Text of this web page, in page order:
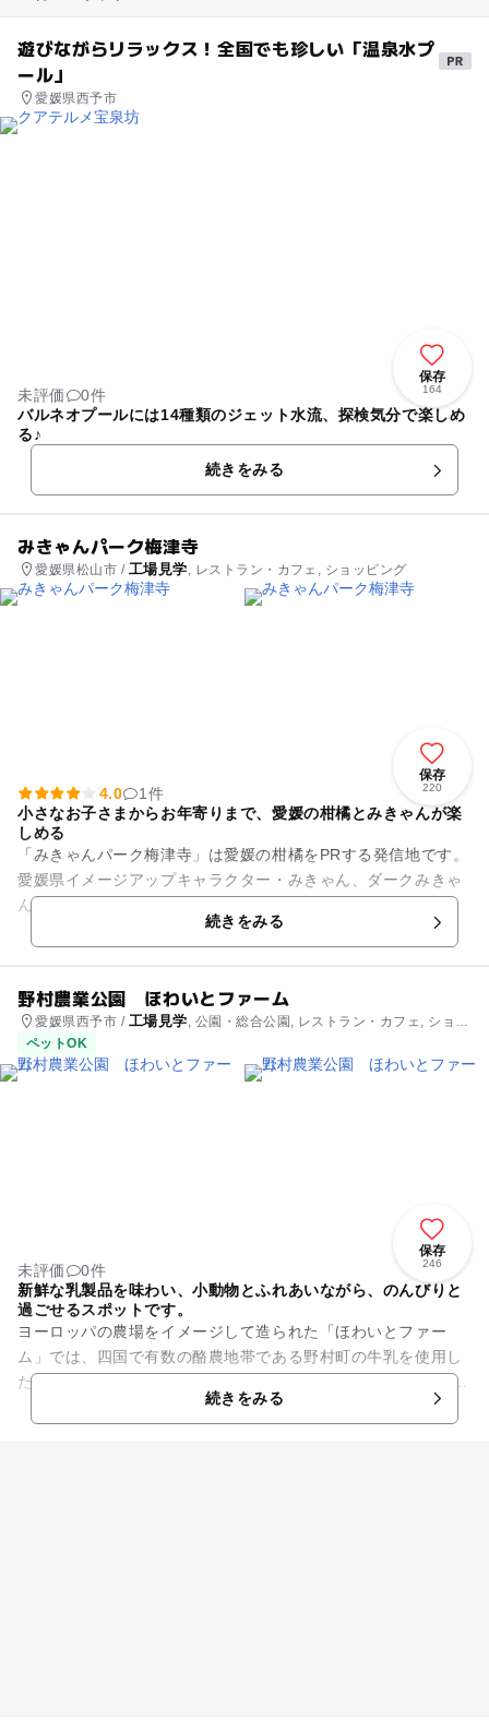
遊びながらリラックス！全国でも珍しい「温泉水プ
ール」
愛媛県西予市
保存
164
未評価
0件
バルネオプールには14種類のジェット水流、探検気分で楽しめ
る♪
続きをみる
みきゃんパーク梅津寺
愛媛県松山市 / 工場見学, レストラン・カフェ, ショッピング
保存
220
4.0
1件
小さなお子さまからお年寄りまで、愛媛の柑橘とみきゃんが楽
しめる
「みきゃんパーク梅津寺」は愛媛の柑橘をPRする発信地です。
愛媛県イメージアップキャラクター・みきゃん、ダークみきゃ
ん、こみきゃんグッズももりだくさん！ 1階では、旬の柑橘や
続きをみる
野村農業公園 ほわいとファーム
愛媛県西予市 / 工場見学, 公園・総合公園, レストラン・カフェ, ショッ
ピング
ペットOK
保存
246
未評価
0件
新鮮な乳製品を味わい、小動物とふれあいながら、のんびりと
過ごせるスポットです。
ヨーロッパの農場をイメージして造られた「ほわいとファー
ム」では、四国で有数の酪農地帯である野村町の牛乳を使用し
た乳製品が製造、販売されています。 小川も流れる芝生広場が
あり、ヤギやモルモットに...続きをみる